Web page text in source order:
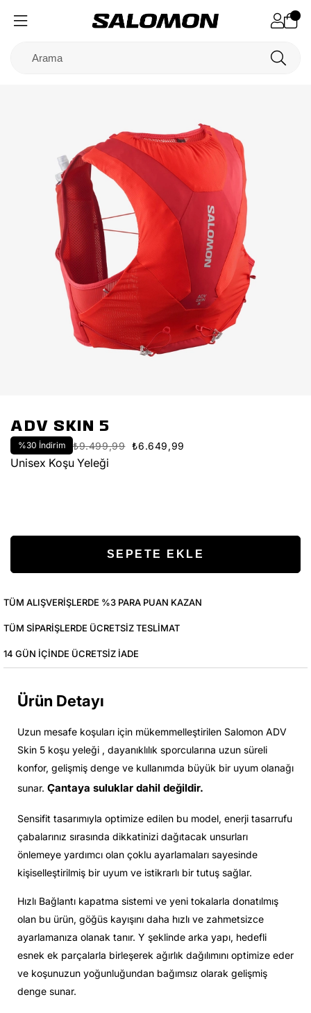
ADV SKIN 5
%30 İndirim ₺9.499,99 ₺6.649,99
Unisex Koşu Yeleği
TÜM ALIŞVERIŞLERDE %3 PARA PUAN KAZAN
TÜM SIPARIŞLERDE ÜCRETSIZ TESLIMAT
14 GÜN IÇINDE ÜCRETSIZ IADE
Ürün Detayı
Uzun mesafe koşuları için mükemmelleştirilen Salomon ADV
Skin 5 koşu yeleği , dayanıklılık sporcularına uzun süreli
konfor, gelişmiş denge ve kullanımda büyük bir uyum olanağı
sunar. Çantaya suluklar dahil değildir.
Sensifit tasarımıyla optimize edilen bu model, enerji tasarrufu
çabalarınız sırasında dikkatinizi dağıtacak unsurları
önlemeye yardımcı olan çoklu ayarlamaları sayesinde
kişiselleştirilmiş bir uyum ve istikrarlı bir tutuş sağlar.
Hızlı Bağlantı kapatma sistemi ve yeni tokalarla donatılmış
olan bu ürün, göğüs kayışını daha hızlı ve zahmetsizce
ayarlamanıza olanak tanır. Y şeklinde arka yapı, hedefli
esnek ek parçalarla birleşerek ağırlık dağılımını optimize eder
ve koşunuzun yoğunluğundan bağımsız olarak gelişmiş
denge sunar.